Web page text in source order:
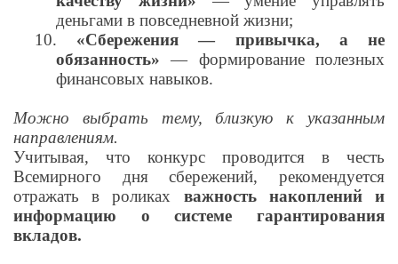
деньгами в повседневной жизни;
10. «Сбережения — привычка, а не
обязанность» — формирование полезных
финансовых навыков.
Можно выбрать тему, близкую к указанным
направлениям.
Учитывая, что конкурс проводится в честь
Всемирного дня сбережений, рекомендуется
отражать в роликах важность накоплений и
информацию о системе гарантирования
вкладов.